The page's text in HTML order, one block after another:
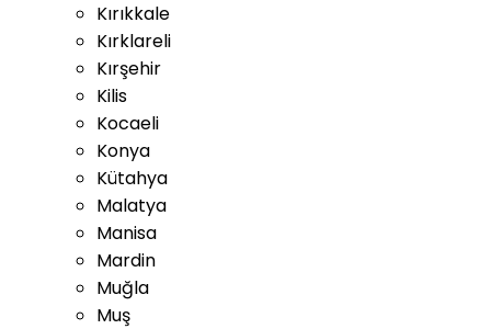
Kırıkkale
Kırklareli
Kırşehir
Kilis
Kocaeli
Konya
Kütahya
Malatya
Manisa
Mardin
Muğla
Muş